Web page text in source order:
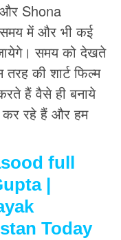
Shona
में और भी कई
समय को देखते
की शार्ट फिल्म
हैं वैसे ही बनाये
कर रहे हैं और हम
full
|
Today